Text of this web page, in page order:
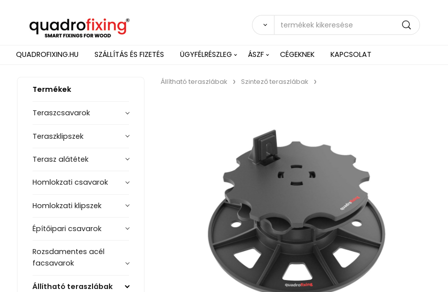
QUADROFIXING.HU SZÁLLÍTÁS ÉS FIZETÉS ÜGYFÉLRÉSZLEG ÁSZF CÉGEKNEK KAPCSOLAT
Termékek
Teraszcsavarok
Teraszklipszek
Terasz alátétek
Homlokzati csavarok
Homlokzati klipszek
Építőipari csavarok
Rozsdamentes acél
facsavarok
Állítható teraszlábak
Állítható teraszlábak Szintező teraszlábak